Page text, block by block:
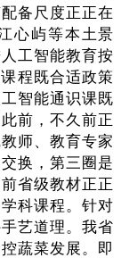
备尺度正正在
心屿等本土景
工智能教育按
程既合适政策
智能通识课既
前，不久前正
师、教育专家
换，第三圈是
省级教材正正
科课程。针对
艺道理。我省
蔬菜发展。即